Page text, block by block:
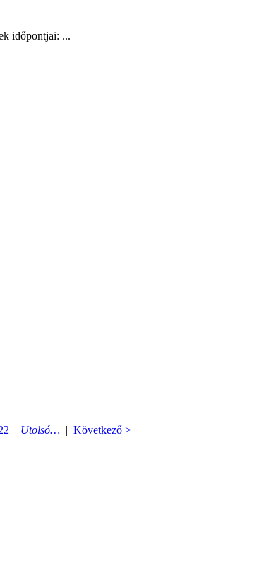
időpontjai: ...
Utolsó… | Következő >